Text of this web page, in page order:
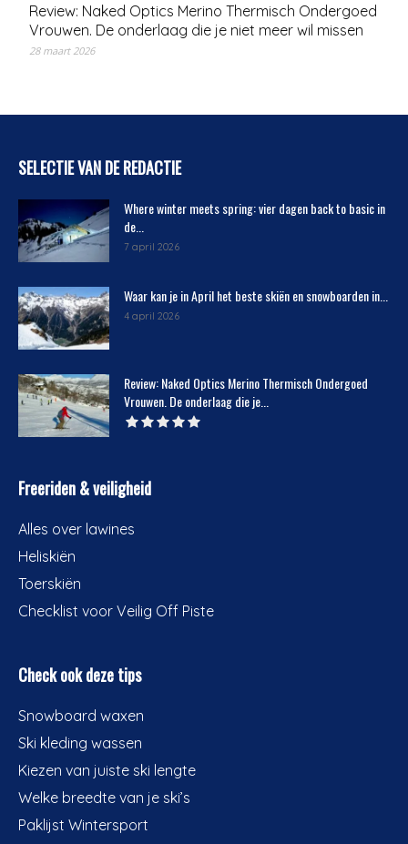
Review: Naked Optics Merino Thermisch Ondergoed
Vrouwen. De onderlaag die je niet meer wil missen
28 maart 2026
SELECTIE VAN DE REDACTIE
Where winter meets spring: vier dagen back to basic in
de...
7 april 2026
Waar kan je in April het beste skiën en snowboarden in...
4 april 2026
Review: Naked Optics Merino Thermisch Ondergoed
Vrouwen. De onderlaag die je...
Freeriden & veiligheid
Alles over lawines
Heliskiën
Toerskiën
Checklist voor Veilig Off Piste
Check ook deze tips
Snowboard waxen
Ski kleding wassen
Kiezen van juiste ski lengte
Welke breedte van je ski’s
Paklijst Wintersport